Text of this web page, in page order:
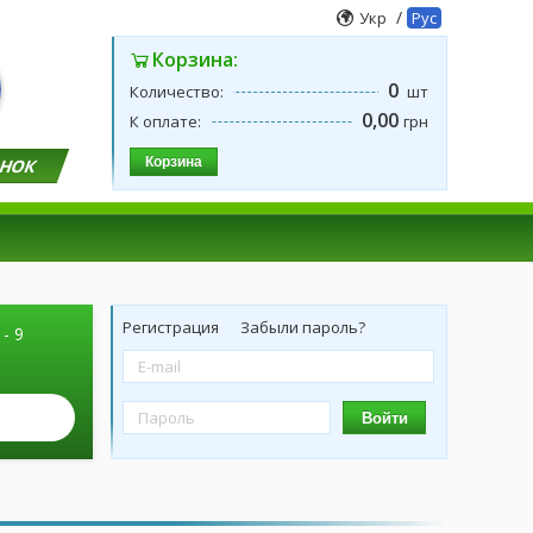
Укр / Рус
Корзина:
Количество: 0 шт
К оплате:
0,00 грн
Корзина
9
Регистрация Забыли пароль?
Войти